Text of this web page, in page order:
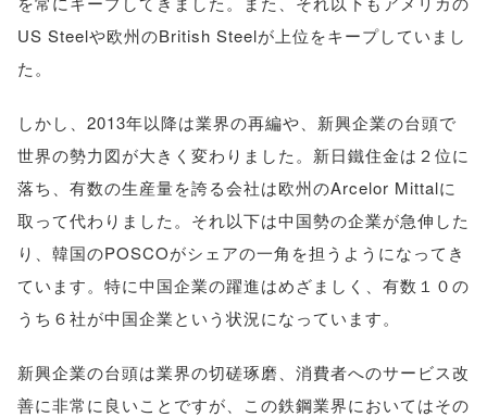
US Steelや欧州のBritish Steelが上位をキープしていまし
た。
しかし、2013年以降は業界の再編や、新興企業の台頭で
世界の勢力図が大きく変わりました。新日鐵住金は２位に
落ち、有数の生産量を誇る会社は欧州のArcelor Mittalに
取って代わりました。それ以下は中国勢の企業が急伸した
り、韓国のPOSCOがシェアの一角を担うようになってき
ています。特に中国企業の躍進はめざましく、有数１０の
うち６社が中国企業という状況になっています。
新興企業の台頭は業界の切磋琢磨、消費者へのサービス改
善に非常に良いことですが、この鉄鋼業界においてはその